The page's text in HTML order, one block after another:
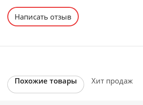
Написать отзыв
Похожие товары Хит продаж